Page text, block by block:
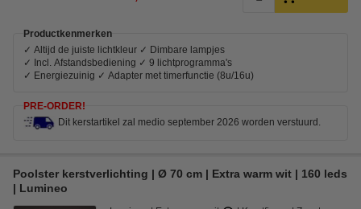
Productkenmerken
✓ Altijd de juiste lichtkleur ✓ Dimbare lampjes
✓ Incl. Afstandsbediening ✓ 9 lichtprogramma's
✓ Energiezuinig ✓ Adapter met timerfunctie (8u/16u)
PRE-ORDER!
Dit kerstartikel zal medio september 2026 worden verstuurd.
Poolster kerstverlichting | Ø 70 cm | Extra warm wit | 160 leds
| Lumineo